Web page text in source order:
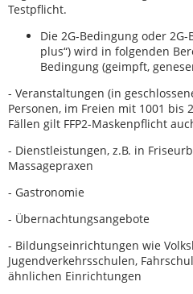
Testpflicht.
Die 2G-Bedingung oder
plus“) wird in folgenden
Bedingung (geimpft,
- Veranstaltungen (in
Personen, im Freien mit 1001 bis
Fällen gilt FFP2-Maskenpflicht
- Dienstleistungen, z.B. in
Massagepraxen
- Gastronomie
- Übernachtungsangebote
- Bildungseinrichtungen wie
Jugendverkehrsschulen,
ähnlichen Einrichtungen